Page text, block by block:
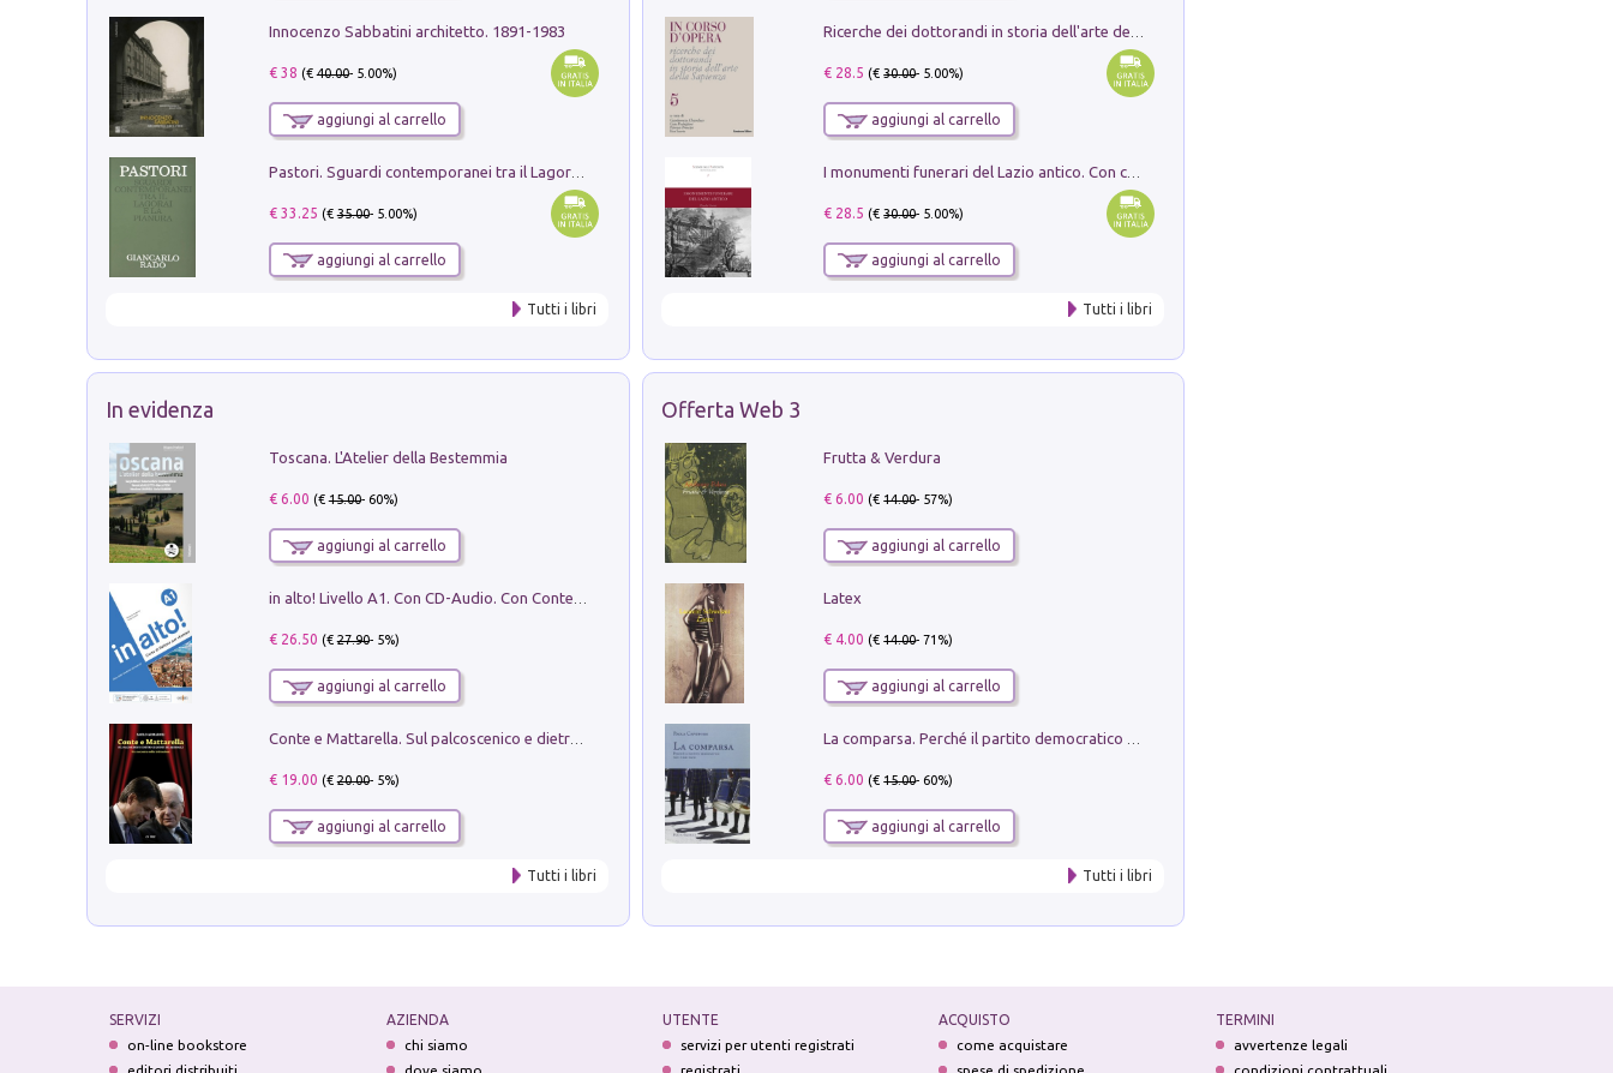
Innocenzo Sabbatini architetto. 1891-1983
€ 38 (€40.00- 5.00%)
aggiungi al carrello
Pastori. Sguardi contemporanei tra il Lagorai e la pianura. Ediz. illustrata
€ 33.25 (€35.00- 5.00%)
aggiungi al carrello
Tutti i libri
€ 28.5 (€30.00- 5.00%)
aggiungi al carrello
€ 28.5 (€30.00- 5.00%)
aggiungi al carrello
Tutti i libri
In evidenza
Toscana. L'Atelier della Bestemmia
€ 6.00 (€15.00- 60%)
aggiungi al carrello
€ 26.50 (€27.90- 5%)
aggiungi al carrello
Conte e Mattarella. Sul palcoscenico e dietro le quinte del Quirinale. Un racconto sulle istituzioni
€ 19.00 (€20.00- 5%)
aggiungi al carrello
Tutti i libri
Offerta Web 3
Frutta & Verdura
€ 6.00 (€14.00- 57%)
aggiungi al carrello
Latex
€ 4.00 (€14.00- 71%)
aggiungi al carrello
€ 6.00 (€15.00- 60%)
aggiungi al carrello
Tutti i libri
SERVIZI
on-line bookstore
AZIENDA
chi siamo
UTENTE
servizi per utenti registrati
ACQUISTO
come acquistare
TERMINI
avvertenze legali